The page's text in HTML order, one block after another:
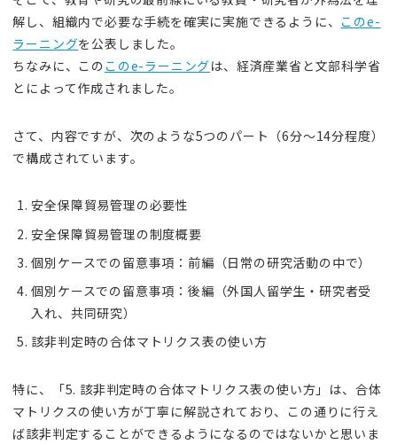
解し、組織内で必要な手続を確実に実施できるように、 このe-
ラーニングを公表しました。
ちなみに、この このe-ラーニングは、経済産業省と文部科学省
とによって作成されました。
さて、内容ですが、次のような5つのパート（6分～14分程度）
で構成されています。
安全保障貿易管理の必要性
安全保障貿易管理の制度概要
個別ケースでの留意事項：前編（日常の研究活動の中で）
個別ケースでの留意事項：後編（外国人留学生・研究者受
入れ、共同研究）
該非判定時の合体マトリクス表の使い方
特に、「5. 該非判定時の合体マトリクス表の使い方」は、合体
マトリクスの使い方が丁寧に解説されており、この通りに行え
ば該非判定することができるようになるのではないかと思いま